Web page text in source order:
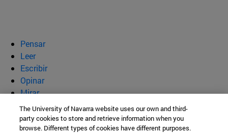
Pensar
Leer
Escribir
Opinar
Mirar
Quiénes somos
BeBrave
The University of Navarra website uses our own and third-
party cookies to store and retrieve information when you
browse. Different types of cookies have different purposes.